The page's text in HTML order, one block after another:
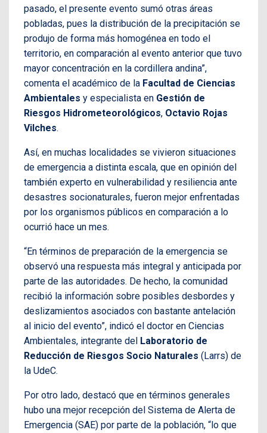
pasado, el presente evento sumó otras áreas
pobladas, pues la distribución de la precipitación se
produjo de forma más homogénea en todo el
territorio, en comparación al evento anterior que tuvo
mayor concentración en la cordillera andina”,
comenta el académico de la Facultad de Ciencias
Ambientales y especialista en Gestión de
Riesgos Hidrometeorológicos, Octavio Rojas
Vilches.
Así, en muchas localidades se vivieron situaciones
de emergencia a distinta escala, que en opinión del
también experto en vulnerabilidad y resiliencia ante
desastres socionaturales, fueron mejor enfrentadas
por los organismos públicos en comparación a lo
ocurrió hace un mes.
“En términos de preparación de la emergencia se
observó una respuesta más integral y anticipada por
parte de las autoridades. De hecho, la comunidad
recibió la información sobre posibles desbordes y
deslizamientos asociados con bastante antelación
al inicio del evento”, indicó el doctor en Ciencias
Ambientales, integrante del Laboratorio de
Reducción de Riesgos Socio Naturales (Larrs) de
la UdeC.
Por otro lado, destacó que en términos generales
hubo una mejor recepción del Sistema de Alerta de
Emergencia (SAE) por parte de la población, “lo que